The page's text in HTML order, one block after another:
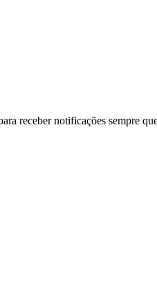
receber notificações sempre